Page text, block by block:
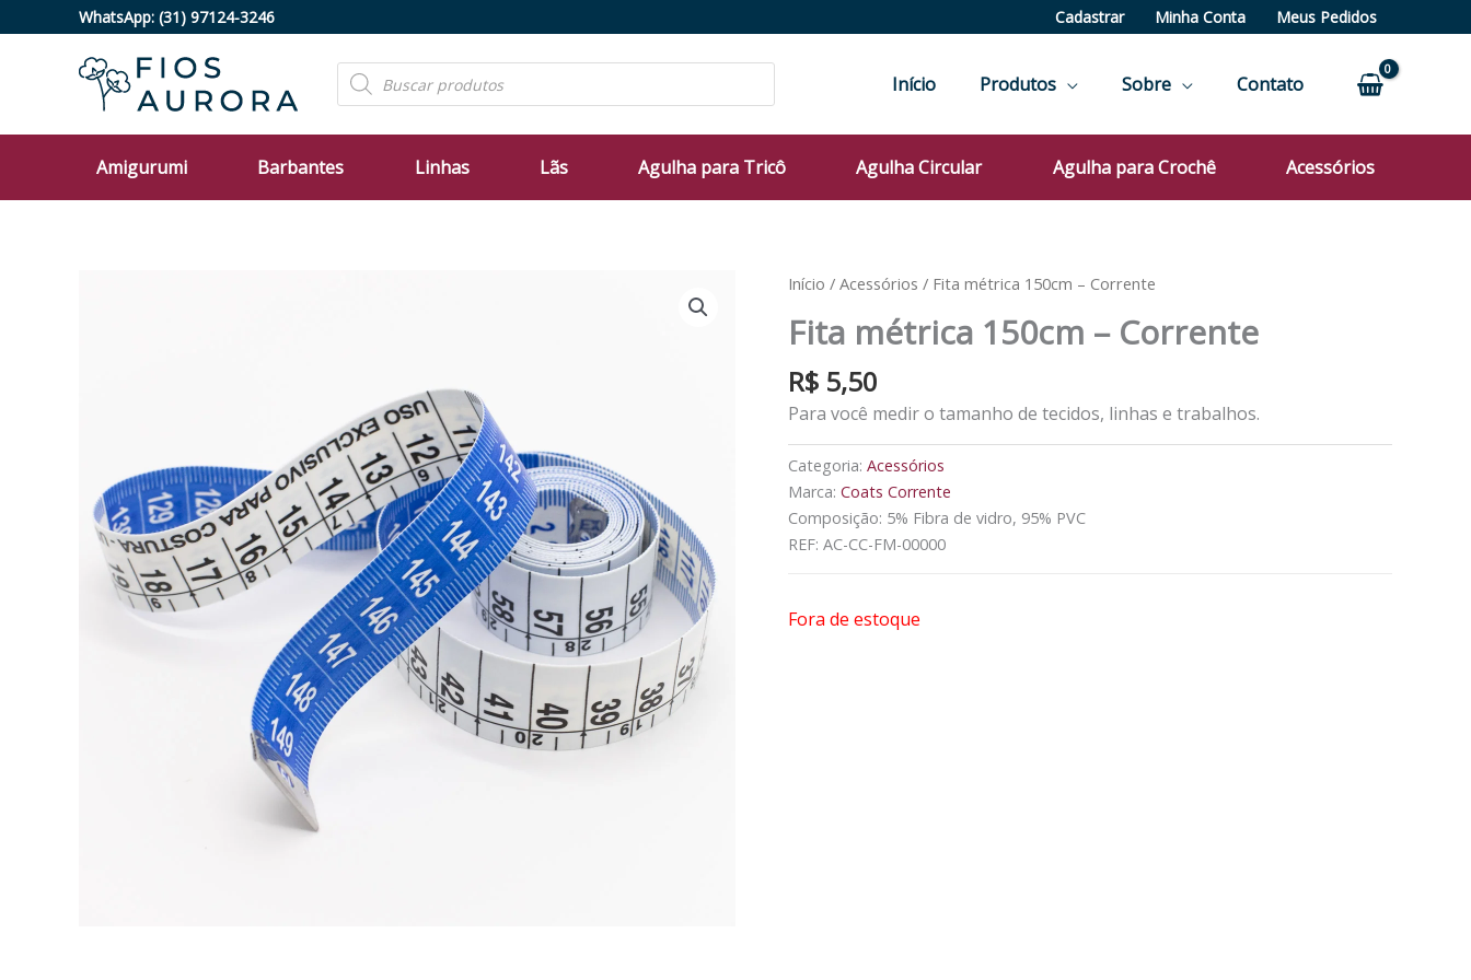
para
WhatsApp: (31) 97124-3246 Cadastrar Minha Conta Meus Pedidos
Pesquisar
produtos Início Produtos Sobre Contato
Amigurumi Barbantes Linhas Lãs Agulha para Tricô Agulha Circular Agulha para Crochê Acessórios
Início / Acessórios / Fita métrica 150cm – Corrente
Fita métrica 150cm – Corrente
R$ 5,50
Para você medir o tamanho de tecidos, linhas e trabalhos.
Categoria: Acessórios
Marca: Coats Corrente
Composição: 5% Fibra de vidro, 95% PVC
REF: AC-CC-FM-00000
Fora de estoque